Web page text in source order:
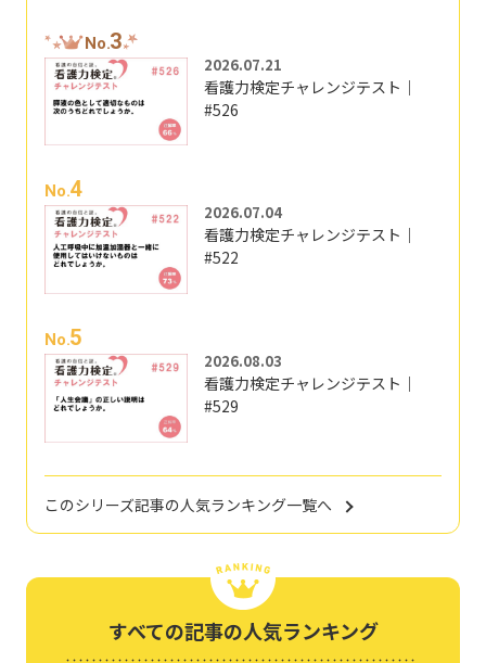
No.3
2026.07.21
看護力検定チャレンジテスト｜
#526
No.4
2026.07.04
看護力検定チャレンジテスト｜
#522
No.5
2026.08.03
看護力検定チャレンジテスト｜
#529
このシリーズ記事の人気ランキング一覧へ
すべての記事の人気ランキング